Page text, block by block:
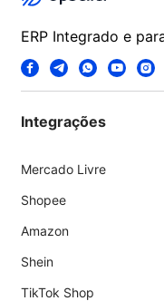
ERP Integrado e
Integrações
Mercado Livre
Shopee
Amazon
Shein
TikTok Shop